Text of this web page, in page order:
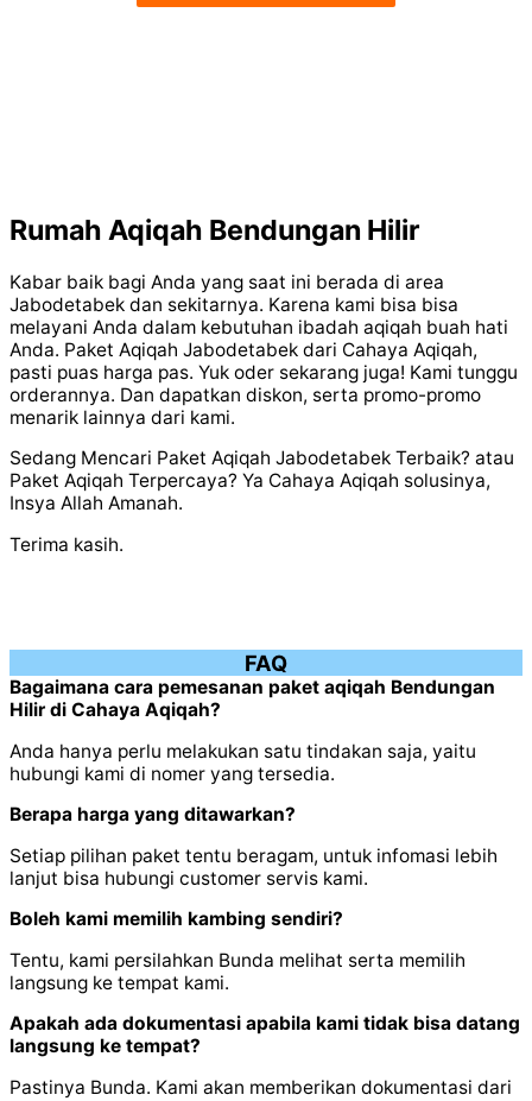
Rumah Aqiqah Bendungan Hilir
Kabar baik bagi Anda yang saat ini berada di area
Jabodetabek dan sekitarnya. Karena kami bisa bisa
melayani Anda dalam kebutuhan ibadah aqiqah buah hati
Anda. Paket Aqiqah Jabodetabek dari Cahaya Aqiqah,
pasti puas harga pas. Yuk oder sekarang juga! Kami tunggu
orderannya. Dan dapatkan diskon, serta promo-promo
menarik lainnya dari kami.
Sedang Mencari Paket Aqiqah Jabodetabek Terbaik? atau
Paket Aqiqah Terpercaya? Ya Cahaya Aqiqah solusinya,
Insya Allah Amanah.
Terima kasih.
FAQ
Bagaimana cara pemesanan paket aqiqah Bendungan
Hilir di Cahaya Aqiqah?
Anda hanya perlu melakukan satu tindakan saja, yaitu
hubungi kami di nomer yang tersedia.
Berapa harga yang ditawarkan?
Setiap pilihan paket tentu beragam, untuk infomasi lebih
lanjut bisa hubungi customer servis kami.
Boleh kami memilih kambing sendiri?
Tentu, kami persilahkan Bunda melihat serta memilih
langsung ke tempat kami.
Apakah ada dokumentasi apabila kami tidak bisa datang
langsung ke tempat?
Pastinya Bunda. Kami akan memberikan dokumentasi dari